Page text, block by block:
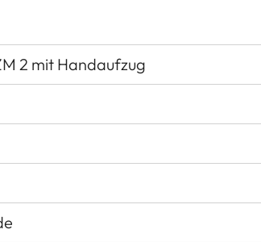
2 mit Handaufzug